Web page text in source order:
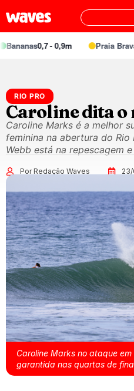
0,7 - 0,9m Praia Brava 1,6 -
RIO PRO
Caroline dita
Caroline Marks é a melhor
feminina na abertura do
Webb está na repescagem
Por Redação Waves
Caroline Marks no ataque
garantida nas quartas de